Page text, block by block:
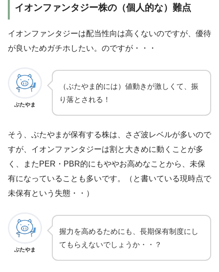
イオンファンタジー株の（個人的な）難点
イオンファンタジーは配当性向は高くないのですが、優待
が良いためガチホしたい。のですが・・・
ぶたやま
（ぶたやま的には）値動きが激しくて、振
り落とされる！
そう、ぶたやまが保有する株は、さざ波レベルが多いので
すが、イオンファンタジーは割と大きめに動くことが多
く、またPER・PBR的にもややお高めなことから、未保
有になっていることも多いです。（と書いている現時点で
未保有という失態・・）
ぶたやま
握力を高めるためにも、長期保有制度にし
てもらえないでしょうか・・？